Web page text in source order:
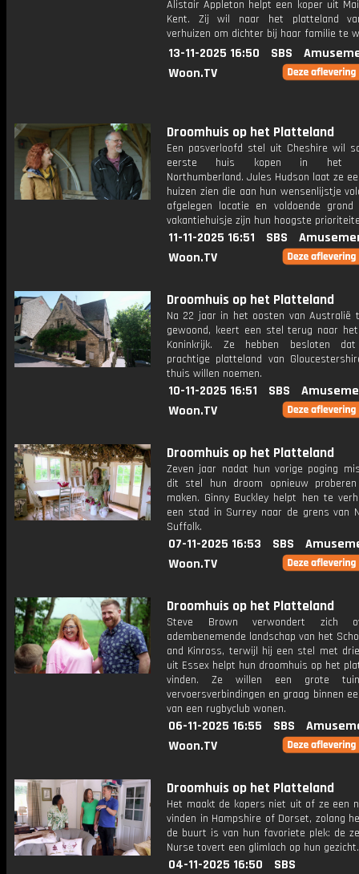
Alistair Appleton helpt een koper uit
Kent. Zij wil naar het platteland
verhuizen om dichter bij haar familie te
13-11-2025 16:50 SBS
Woon.TV
Droomhuis op het Platteland
Een pasverloofd stel uit Cheshire wil
eerste huis kopen in het
Northumberland. Jules Hudson laat ze
huizen zien die aan hun wensenlijstje
afgelegen locatie en voldoende
vakantiehuisje zijn hun hoogste
11-11-2025 16:51 SBS
Woon.TV
Droomhuis op het Platteland
Na 22 jaar in het oosten van Australië
gewoond, keert een stel terug naar
Koninkrijk. Ze hebben besloten
prachtige platteland van
thuis willen noemen.
10-11-2025 16:51 SBS
Woon.TV
Droomhuis op het Platteland
Zeven jaar nadat hun vorige poging
dit stel hun droom opnieuw
maken. Ginny Buckley helpt hen te
een stad in Surrey naar de grens van
Suffolk.
07-11-2025 16:53 SBS
Woon.TV
Droomhuis op het Platteland
Steve Brown verwondert zich
adembenemende landschap van het
and Kinross, terwijl hij een stel met
uit Essex helpt hun droomhuis op het
vinden. Ze willen een grote
vervoersverbindingen en graag binnen
van een rugbyclub wonen.
06-11-2025 16:55 SBS
Woon.TV
Droomhuis op het Platteland
Het maakt de kopers niet uit of ze een
vinden in Hampshire of Dorset, zolang
de buurt is van hun favoriete plek: de
Nurse tovert een glimlach op hun gezicht.
04-11-2025 16:50
SBS